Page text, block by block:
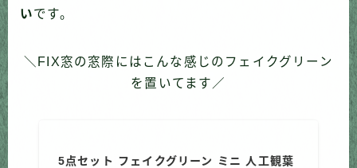
いです。
＼FIX窓の窓際にはこんな感じのフェイクグリーン
を置いてます／
5点セット フェイクグリーン ミニ 人工観葉